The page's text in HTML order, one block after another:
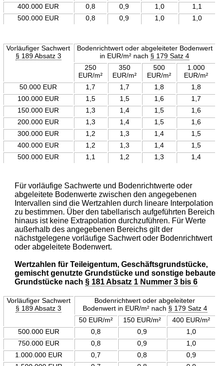
400.000 EUR
0,8 0,9 1,0
1,1
500.000 EUR
0,8 0,9 1,0 1,0
Vorläufiger Sachwert
§ 189 Absatz 3
Bodenrichtwert oder abgeleiteter Bodenwert
in EUR/m² nach § 179 Satz 4
250
EUR/m²
350
EUR/m²
500
EUR/m²
1.000
EUR/m²
50.000 EUR
1,7 1,7 1,8
1,8
100.000 EUR
1,5 1,5 1,6
1,7
150.000 EUR
1,3 1,4 1,5
1,6
200.000 EUR
1,3 1,4 1,5
1,6
300.000 EUR
1,2 1,3 1,4
1,5
400.000 EUR
1,2 1,3 1,4
1,5
500.000 EUR
1,1 1,2 1,3 1,4
Für vorläufige Sachwerte und Bodenrichtwerte oder
abgeleitete Bodenwerte zwischen den angegebenen
Intervallen sind die Wertzahlen durch lineare Interpolation
zu bestimmen. Über den tabellarisch aufgeführten Bereich
hinaus ist keine Extrapolation durchzuführen. Für Werte
außerhalb des angegebenen Bereichs gilt der
nächstgelegene vorläufige Sachwert oder Bodenrichtwert
oder abgeleitete Bodenwert.
Wertzahlen für Teileigentum, Geschäftsgrundstücke,
gemischt genutzte Grundstücke und sonstige bebaute
Grundstücke nach§ 181 Absatz 1 Nummer 3 bis 6
Vorläufiger Sachwert
§ 189 Absatz 3
Bodenrichtwert oder abgeleiteter
Bodenwert in EUR/m² nach § 179 Satz 4
50 EUR/m²
150 EUR/m²
400 EUR/m²
500.000 EUR
0,8 0,9
1,0
750.000 EUR
0,8 0,9
1,0
1.000.000 EUR
0,7 0,8
0,9